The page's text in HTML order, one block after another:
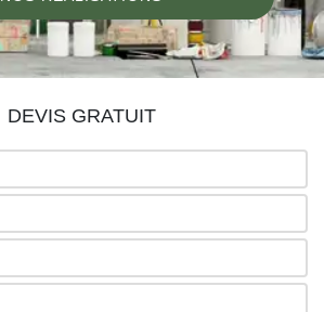
DEVIS GRATUIT